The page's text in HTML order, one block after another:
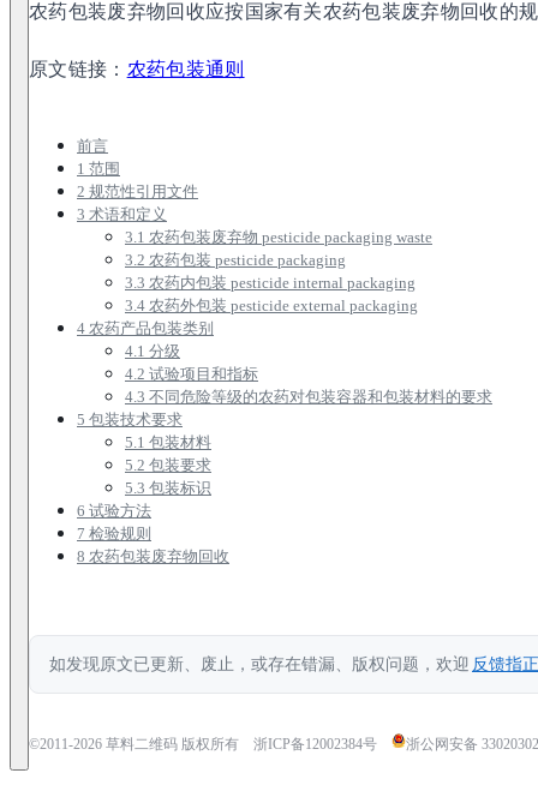
农药包装废弃物回收应按国家有关农药包装废弃物回收的
原文链接： 农药包装通则
前言
1 范围
2 规范性引用文件
3 术语和定义
3.1 农药包装废弃物 pesticide packaging waste
3.2 农药包装 pesticide packaging
3.3 农药内包装 pesticide internal packaging
3.4 农药外包装 pesticide external packaging
4 农药产品包装类别
4.1 分级
4.2 试验项目和指标
4.3 不同危险等级的农药对包装容器和包装材料的要求
5 包装技术要求
5.1 包装材料
5.2 包装要求
5.3 包装标识
6 试验方法
7 检验规则
8 农药包装废弃物回收
如发现原文已更新、废止，或存在错漏、版权问题，欢迎 反馈指正
©2011-2026 草料二维码 版权所有 浙ICP备12002384号 浙公网安备